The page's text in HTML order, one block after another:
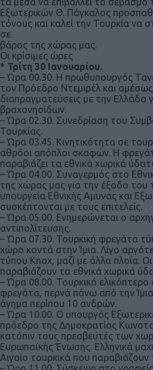
Εξωτερικών Θ. Πάγκαλος
τόνους και καλεί την Τουρκία να
σε
βάρος της χώρας μας.
Οι κρίσιμες ώρες
* Τρίτη 30 Ιανουαρίου.
– Ώρα 00.30. Η πρωθυπουργός
τον Πρόεδρο Ντεμιρέλ και
διαπραγματεύσεις με την Ελλάδα
βραχονησίδων.
– Ώρα 02.30. Συνεδρίαση του
Τουρκίας.
– Ώρα 03.45. Κινητικότητα σε
αθρόοι απόπλοι σκαφών. Η
παραβιάζει τα εθνικά χωρικά
– Ώρα 04.00. Συναγερμός στο
της χώρας μας για την έξοδο του
υπουργεία Εθνικής Αμυνας και
συσκέπτονται με τους επιτελείς.
– Ώρα 05.00. Ενημερώνεται ο
αντιπολίτευσης.
– Ώρα 07.30. Τουρκική φρεγάτα
χώρο κοντά στην Ίμια. Λίγο
τύπου Knox, μαζί με άλλα πλοία.
παραβιάζουν τα εθνικά χωρικά
– Ώρα 08.00. Τουρκικό
φρεγάτα, περνά πάνω από την
άγημα περίπου 10 ανδρών.
– Ώρα 10.00. Ο υπουργός
πρόεδρο της Δημοκρατίας
κατόπιν τους πρεσβευτές των
Ευρωπαϊκής Ένωσης. Ελληνικά
Αιγαίο τουρκικά που